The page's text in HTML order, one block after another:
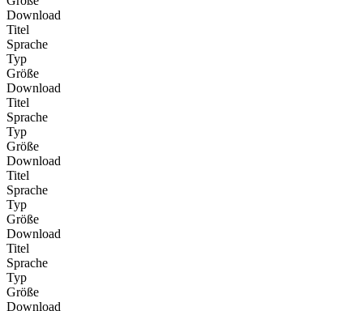
Download
Titel
Sprache
Typ
Größe
Download
Titel
Sprache
Typ
Größe
Download
Titel
Sprache
Typ
Größe
Download
Titel
Sprache
Typ
Größe
Download